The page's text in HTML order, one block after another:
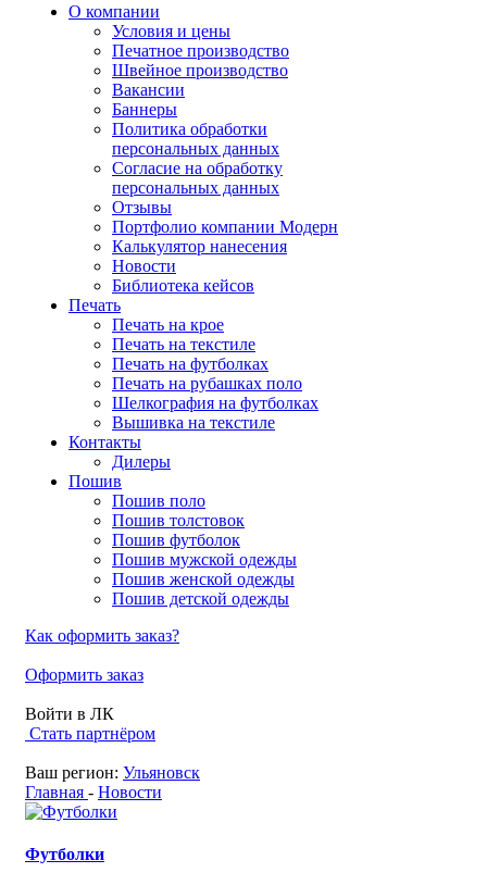
О компании
Условия и цены
Печатное производство
Швейное производство
Вакансии
Баннеры
Политика обработки
персональных данных
Согласие на обработку
персональных данных
Отзывы
Портфолио компании Модерн
Калькулятор нанесения
Новости
Библиотека кейсов
Печать
Печать на крое
Печать на текстиле
Печать на футболках
Печать на рубашках поло
Шелкография на футболках
Вышивка на текстиле
Контакты
Дилеры
Пошив
Пошив поло
Пошив толстовок
Пошив футболок
Пошив мужской одежды
Пошив женской одежды
Пошив детской одежды
Как оформить заказ?
Оформить заказ
Войти в ЛК
Стать партнёром
Ваш регион: Ульяновск
Главная - Новости
Футболки